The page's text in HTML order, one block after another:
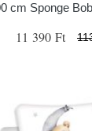
cm Sponge
11 390 Ft